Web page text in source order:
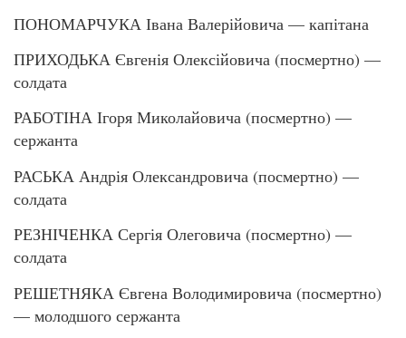
ПОНОМАРЧУКА Івана Валерійовича — капітана
ПРИХОДЬКА Євгенія Олексійовича (посмертно) —
солдата
РАБОТІНА Ігоря Миколайовича (посмертно) —
сержанта
РАСЬКА Андрія Олександровича (посмертно) —
солдата
РЕЗНІЧЕНКА Сергія Олеговича (посмертно) —
солдата
РЕШЕТНЯКА Євгена Володимировича (посмертно)
— молодшого сержанта